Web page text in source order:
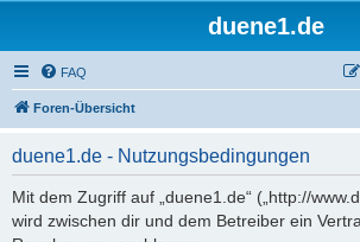
duene1.de
FAQ
Foren-Übersicht
duene1.de - Nutzungsbedingungen
Mit dem Zugriff auf „duene1.de“ („http://
wird zwischen dir und dem Betreiber ein